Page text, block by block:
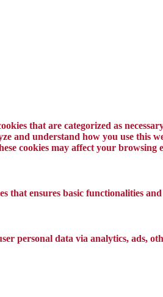
that are categorized as
and understand how you use this
cookies may affect your browsing
that ensures basic functionalities
personal data via analytics, ads,